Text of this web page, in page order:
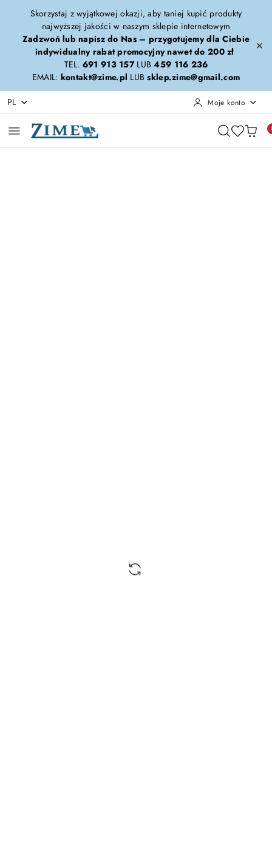
Przejdź do treści głównej
Przejdź do wyszukiwarki
Przejdź do moje konto
Przejdź do menu głównego
Przejdź do opisu produktu
Przejdź do stopki
Skorzystaj z wyjątkowej okazji, aby taniej kupić produkty
najwyższej jakości w naszym sklepie internetowym
Zadzwoń lub napisz do Nas – przygotujemy dla Ciebie
indywidualny rabat promocyjny nawet do 200 zł
TEL. 691 913 157LUB459 116 236
EMAIL: kontakt@zime.pl LUBsklep.zime@gmail.com
PL Moje konto